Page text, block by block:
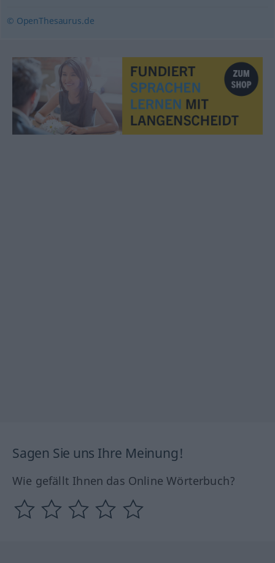
© OpenThesaurus.de
Sagen Sie uns Ihre Meinung!
Wie gefällt Ihnen das Online Wörterbuch?